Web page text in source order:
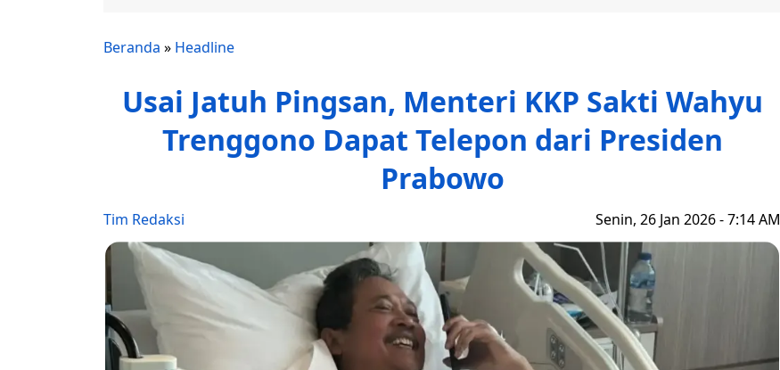
Beranda » Headline
Usai Jatuh Pingsan, Menteri KKP Sakti Wahyu
Trenggono Dapat Telepon dari Presiden
Prabowo
Tim Redaksi Senin, 26 Jan 2026 - 7:14 AM